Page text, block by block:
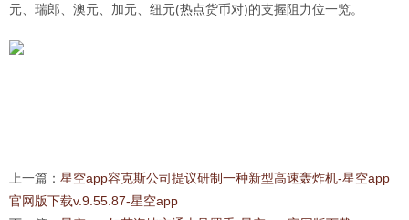
元、瑞郎、澳元、加元、纽元(热点货币对)的支握阻力位一览。
上一篇： 星空app容克斯公司提议研制一种新型高速轰炸机-星空app
官网版下载v.9.55.87-星空app